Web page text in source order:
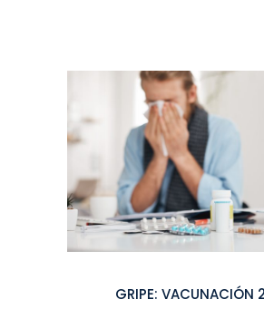
GRIPE: VACUNACIÓN